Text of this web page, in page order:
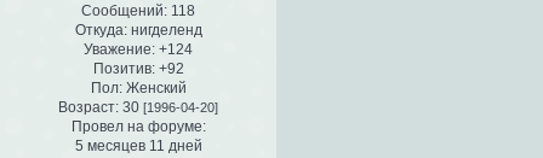
Сообщений: 118
Откуда:нигделенд
Уважение: +124
Позитив: +92
Пол:Женский
Возраст: 30 [1996-04-20]
Провел на форуме:
5 месяцев 11 дней